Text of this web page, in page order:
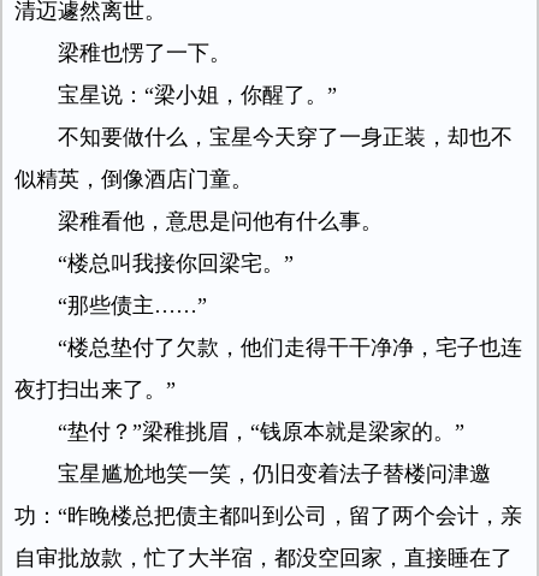
清迈遽然离世。
梁稚也愣了一下。
宝星说：“梁小姐，你醒了。”
不知要做什么，宝星今天穿了一身正装，却也不
似精英，倒像酒店门童。
梁稚看他，意思是问他有什么事。
“楼总叫我接你回梁宅。”
“那些债主……”
“楼总垫付了欠款，他们走得干干净净，宅子也连
夜打扫出来了。”
“垫付？”梁稚挑眉，“钱原本就是梁家的。”
宝星尴尬地笑一笑，仍旧变着法子替楼问津邀
功：“昨晚楼总把债主都叫到公司，留了两个会计，亲
自审批放款，忙了大半宿，都没空回家，直接睡在了